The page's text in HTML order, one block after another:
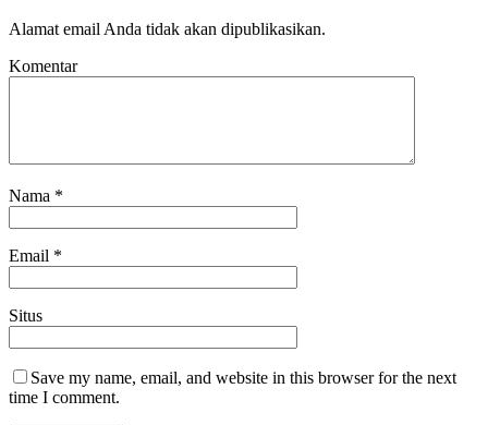
Alamat email Anda tidak akan dipublikasikan.
Komentar
Nama *
Email *
Situs
Save my name, email, and website in this browser for the next
time I comment.